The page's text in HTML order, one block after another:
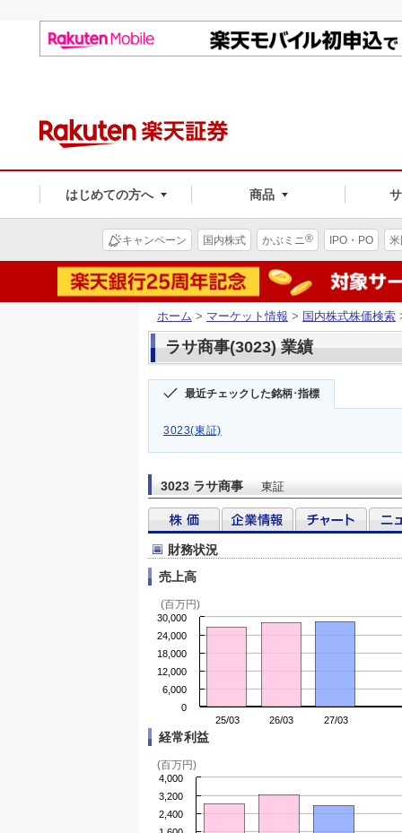
はじめての方へ 商品
キャンペーン 国内株式 かぶミニ® IPO・PO
ホーム > マーケット情報 > 国内株式株価検索
ラサ商事(3023) 業績
最近チェックした銘柄･指標
3023(東証)
3023 ラサ商事 東証